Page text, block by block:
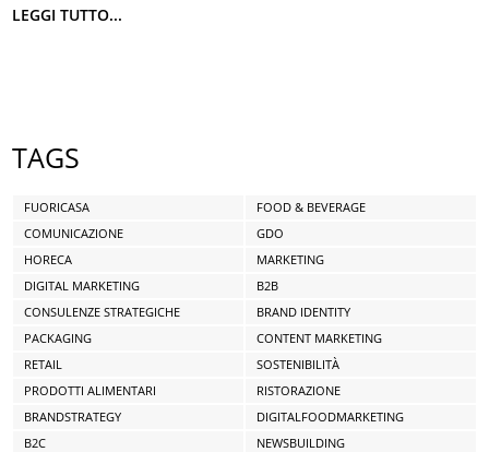
LEGGI TUTTO...
TAGS
FUORICASA
FOOD & BEVERAGE
COMUNICAZIONE
GDO
HORECA
MARKETING
DIGITAL MARKETING
B2B
CONSULENZE STRATEGICHE
BRAND IDENTITY
PACKAGING
CONTENT MARKETING
RETAIL
SOSTENIBILITÀ
PRODOTTI ALIMENTARI
RISTORAZIONE
BRANDSTRATEGY
DIGITALFOODMARKETING
B2C
NEWSBUILDING